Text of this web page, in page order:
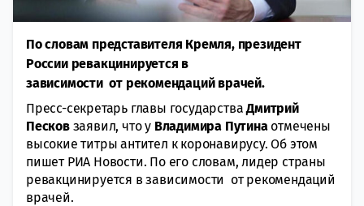
По словам представителя Кремля, президент
России ревакцинируется в
зависимости от рекомендаций врачей.
Пресс-секретарь главы государстваДмитрий
Песков заявил, что у Владимира Путина отмечены
высокие титры антител к коронавирусу. Об этом
пишет РИА Новости. По его словам, лидер страны
ревакцинируется в зависимости от рекомендаций
врачей.